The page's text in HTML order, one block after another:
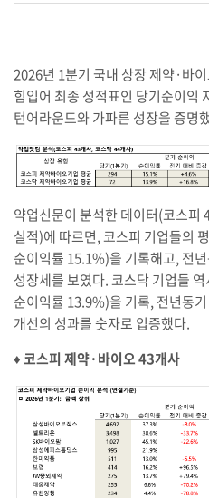
2026년 1분기 국내 상장 제약·바
힘입어 최종 성적표인 당기순이익
턴어라운드와 가파른 성장을 증명
약업신문이 분석한 데이터(코스피
실적)에 따르면, 코스피 기업들의
순이익률 15.1%)을 기록해고, 전
성장세를 보였다. 코스닥 기업들
순이익률 13.9%)을 기록, 전년동
개선의 성과를 숫자로 입증했다.
♦︎ 코스피 제약·바이오 43개사